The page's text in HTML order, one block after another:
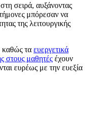
σειρά, αυξάνοντας
μπόρεσαν να
της λειτουργικής
καθώς τα ευεργετικά
στους μαθητές έχουν
ευρέως με την ευεξία